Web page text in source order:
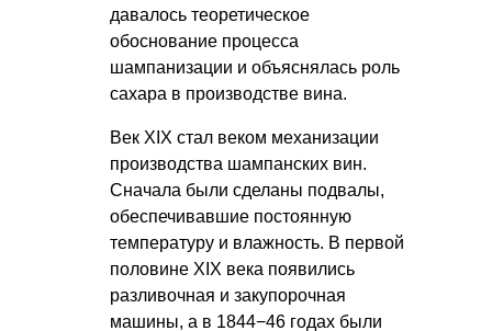
давалось теоретическое
обоснование процесса
шампанизации и объяснялась роль
сахара в производстве вина.
Век XIX стал веком механизации
производства шампанских вин.
Сначала были сделаны подвалы,
обеспечивавшие постоянную
температуру и влажность. В первой
половине XIX века появились
разливочная и закупорочная
машины, а в 1844−46 годах были